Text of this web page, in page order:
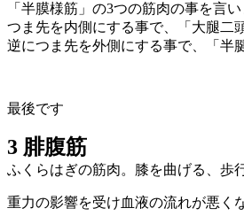
「半膜様筋」の3つの筋肉の事を言い
つま先を内側にする事で、「大腿二
逆につま先を外側にする事で、「半
最後です
3 腓腹筋
ふくらはぎの筋肉。膝を曲げる、歩
重力の影響を受け血液の流れが悪く